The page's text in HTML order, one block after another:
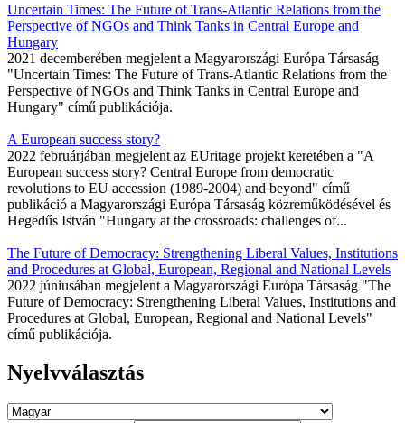
Uncertain Times: The Future of Trans-Atlantic Relations from the
Perspective of NGOs and Think Tanks in Central Europe and
Hungary
2021 decemberében megjelent a Magyarországi Európa Társaság
"Uncertain Times: The Future of Trans-Atlantic Relations from the
Perspective of NGOs and Think Tanks in Central Europe and
Hungary" című publikációja.
A European success story?
2022 februárjában megjelent az EUritage projekt keretében a "A
European success story? Central Europe from democratic
revolutions to EU accession (1989-2004) and beyond" című
publikáció a Magyarországi Európa Társaság közreműködésével és
Hegedűs István "Hungary at the crossroads: challenges of...
The Future of Democracy: Strengthening Liberal Values, Institutions
and Procedures at Global, European, Regional and National Levels
2022 júniusában megjelent a Magyarországi Európa Társaság "The
Future of Democracy: Strengthening Liberal Values, Institutions and
Procedures at Global, European, Regional and National Levels"
című publikációja.
Nyelvválasztás